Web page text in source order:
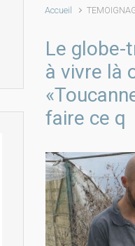
Accueil
Le globe-
à vivre là
faire ce q